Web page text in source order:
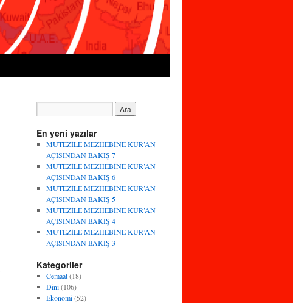
En yeni yazılar
MUTEZİLE MEZHEBİNE KUR’AN
AÇISINDAN BAKIŞ 7
MUTEZİLE MEZHEBİNE KUR’AN
AÇISINDAN BAKIŞ 6
MUTEZİLE MEZHEBİNE KUR’AN
AÇISINDAN BAKIŞ 5
MUTEZİLE MEZHEBİNE KUR’AN
AÇISINDAN BAKIŞ 4
MUTEZİLE MEZHEBİNE KUR’AN
AÇISINDAN BAKIŞ 3
Kategoriler
Cemaat(18)
Dini(106)
Ekonomi(52)